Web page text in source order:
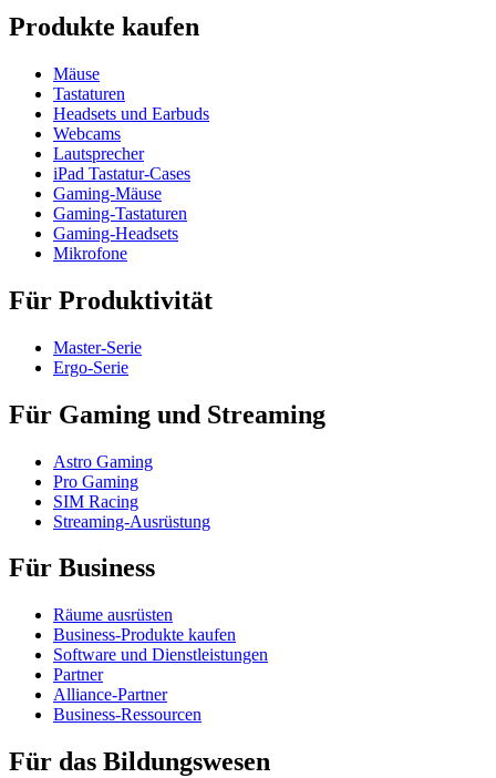
Produkte kaufen
Mäuse
Tastaturen
Headsets und Earbuds
Webcams
Lautsprecher
iPad Tastatur-Cases
Gaming-Mäuse
Gaming-Tastaturen
Gaming-Headsets
Mikrofone
Für Produktivität
Master-Serie
Ergo-Serie
Für Gaming und Streaming
Astro Gaming
Pro Gaming
SIM Racing
Streaming-Ausrüstung
Für Business
Räume ausrüsten
Business-Produkte kaufen
Software und Dienstleistungen
Partner
Alliance-Partner
Business-Ressourcen
Für das Bildungswesen